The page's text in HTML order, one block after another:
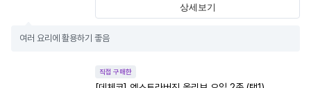
상세보기
여러 요리에 활용하기 좋음
직접 구매한